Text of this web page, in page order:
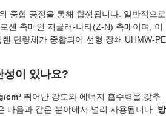
중합 공정을 통해 합성됩니다. 일반적으로
센 촉매인 지글러-나타(Z-N) 촉매이며, 이
단량체가 중합되어 선형 장쇄 UHMW-PE
성이 있나요?
cm³ 뛰어난 강도와 에너지 흡수력을 갖추
다음과 같은 분야에서 널리 사용됩니다. 방